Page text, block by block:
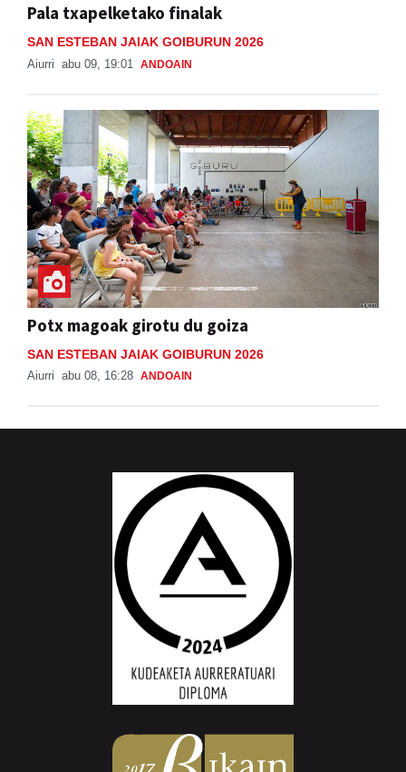
Pala txapelketako finalak
SAN ESTEBAN JAIAK GOIBURUN 2026
Aiurri abu 09, 19:01 ANDOAIN
Potx magoak girotu du goiza
SAN ESTEBAN JAIAK GOIBURUN 2026
Aiurri abu 08, 16:28 ANDOAIN